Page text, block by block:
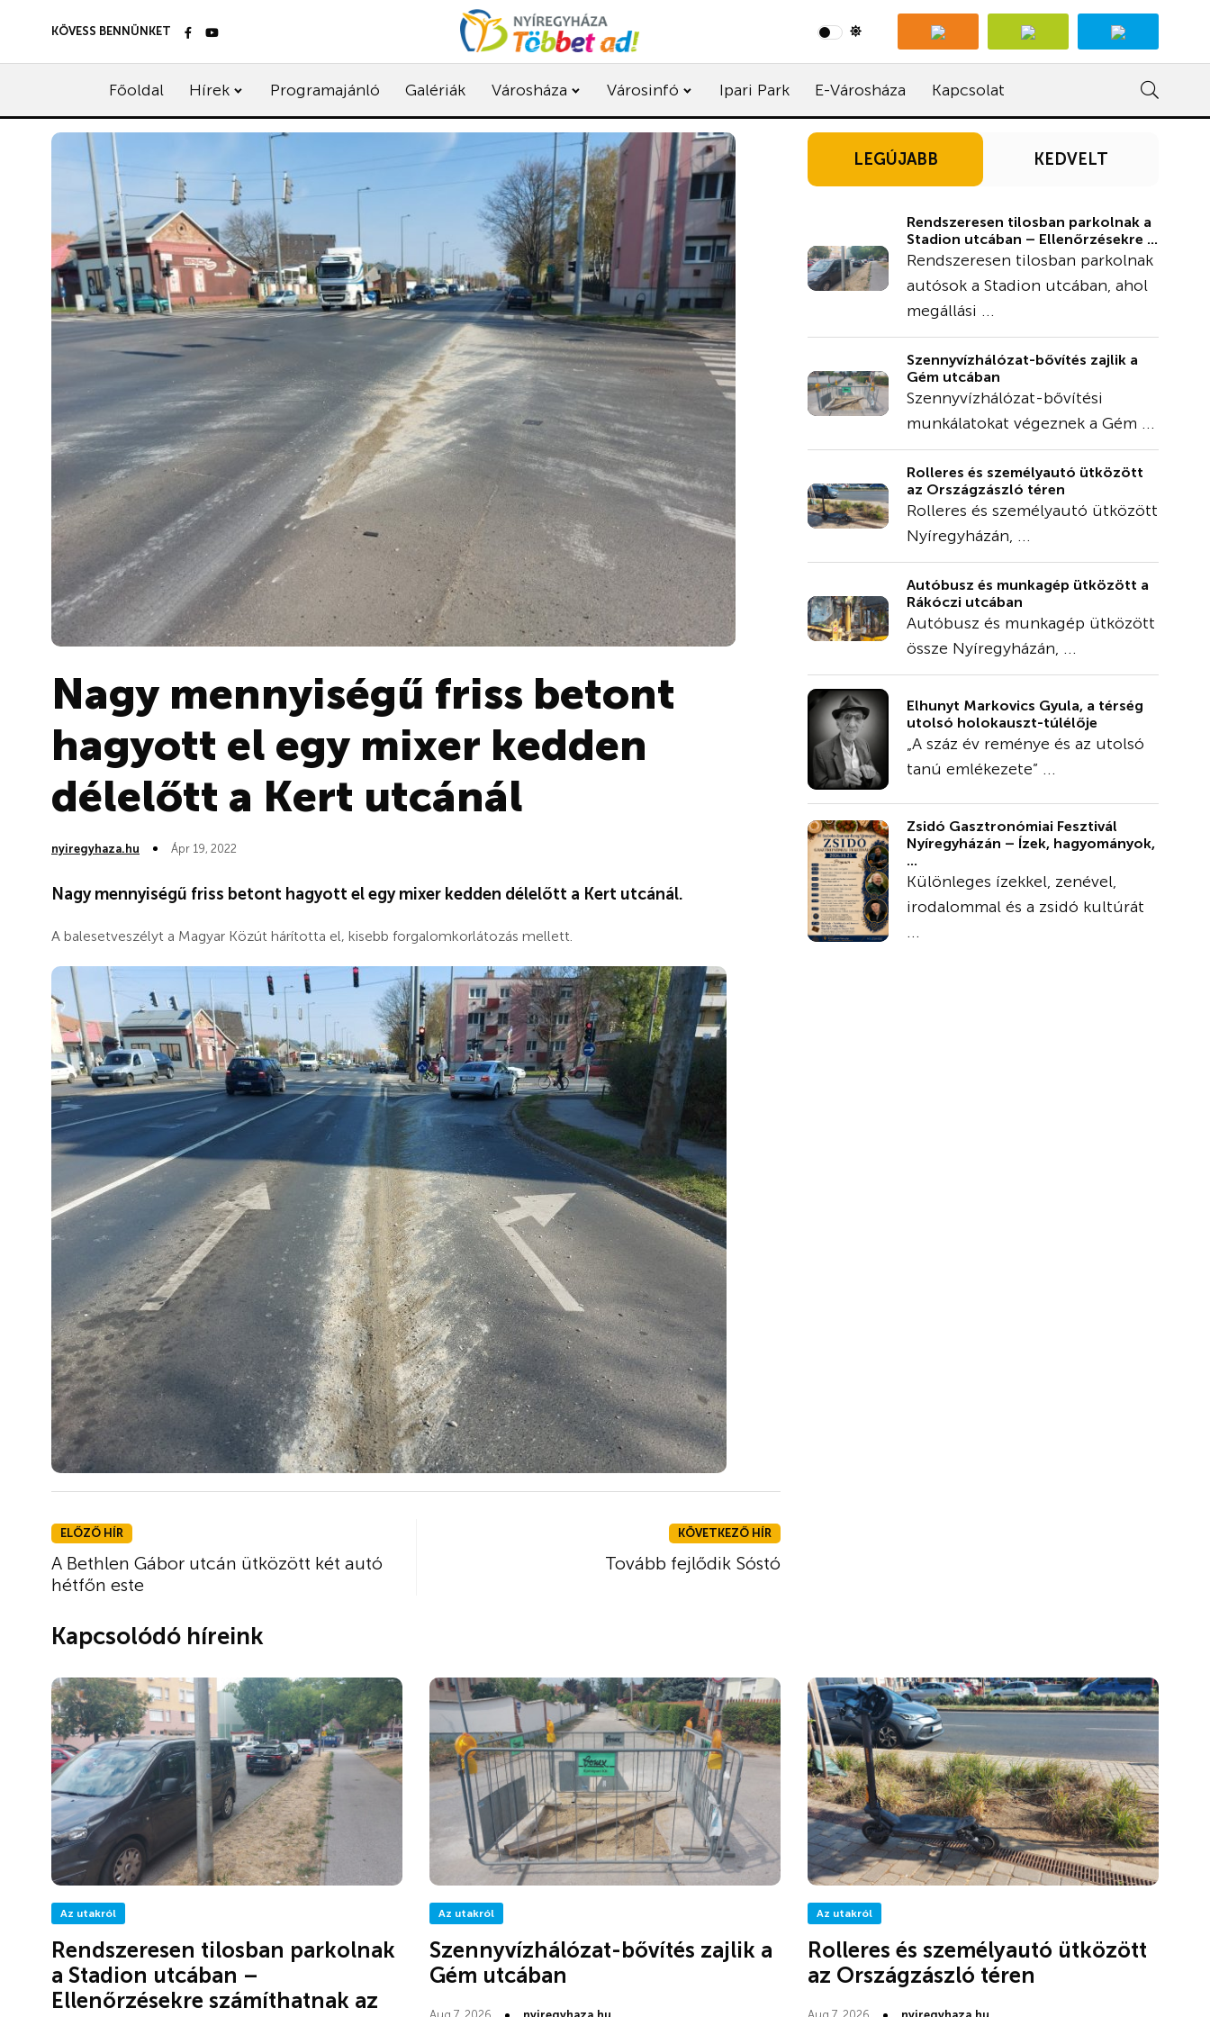
KÖVESS BENNÜNKET
Főoldal Hírek Programajánló Galériák Városháza Városinfó Ipari Park E-Városháza Kapcsolat
Nagy mennyiségű friss betont
hagyott el egy mixer kedden
délelőtt a Kert utcánál
nyiregyhaza.hu Ápr 19, 2022
Nagy mennyiségű friss betont hagyott el egy mixer kedden délelőtt a Kert utcánál.
A balesetveszélyt a Magyar Közút hárította el, kisebb forgalomkorlátozás mellett.
ELŐZŐ HÍR
A Bethlen Gábor utcán ütközött két autó
hétfőn este
KÖVETKEZŐ HÍR
Tovább fejlődik Sóstó
LEGÚJABB KEDVELT
Rendszeresen tilosban parkolnak a
Stadion utcában – Ellenőrzésekre ...
Rendszeresen tilosban parkolnak
autósok a Stadion utcában, ahol
megállási ...
Szennyvízhálózat-bővítés zajlik a
Gém utcában
Szennyvízhálózat-bővítési
munkálatokat végeznek a Gém ...
Rolleres és személyautó ütközött
az Országzászló téren
Rolleres és személyautó ütközött
Nyíregyházán, ...
Autóbusz és munkagép ütközött a
Rákóczi utcában
Autóbusz és munkagép ütközött
össze Nyíregyházán, ...
Elhunyt Markovics Gyula, a térség
utolsó holokauszt-túlélője
„A száz év reménye és az utolsó
tanú emlékezete” ...
Zsidó Gasztronómiai Fesztivál
Nyíregyházán – Ízek, hagyományok,
...
Különleges ízekkel, zenével,
irodalommal és a zsidó kultúrát
...
Kapcsolódó híreink
Az utakról
Rendszeresen tilosban parkolnak
a Stadion utcában –
Ellenőrzésekre számíthatnak az
Az utakról
Szennyvízhálózat-bővítés zajlik a
Gém utcában
Az utakról
Rolleres és személyautó ütközött
az Országzászló téren